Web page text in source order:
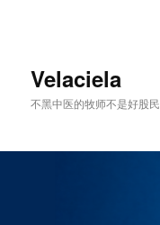
Velaciela
不黑中医的牧师不是好股民